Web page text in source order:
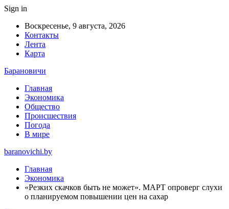
Sign in
Воскресенье, 9 августа, 2026
Контакты
Лента
Карта
Барановичи
Главная
Экономика
Общество
Происшествия
Погода
В мире
baranovichi.by
Главная
Экономика
«Резких скачков быть не может». МАРТ опроверг слухи
о планируемом повышении цен на сахар